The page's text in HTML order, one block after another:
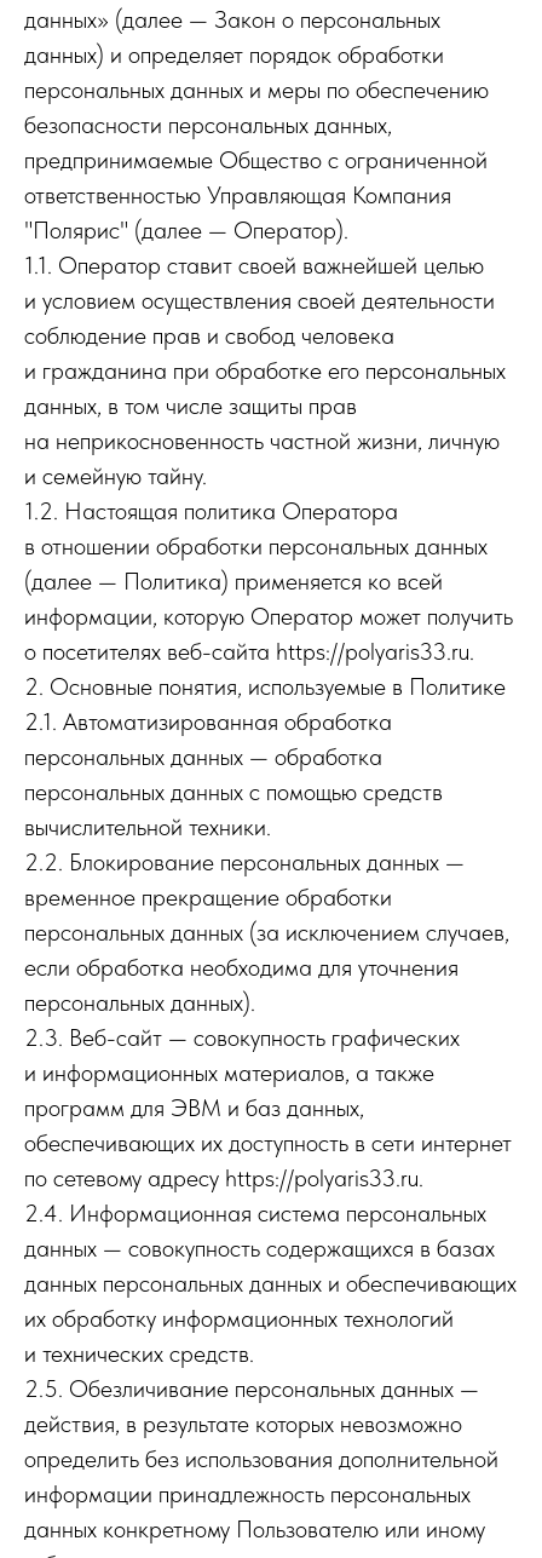
данных» (далее — Закон о персональных
данных) и определяет порядок обработки
персональных данных и меры по обеспечению
безопасности персональных данных,
предпринимаемые Общество с ограниченной
ответственностью Управляющая Компания
"Полярис" (далее — Оператор).
1.1. Оператор ставит своей важнейшей целью
и условием осуществления своей деятельности
соблюдение прав и свобод человека
и гражданина при обработке его персональных
данных, в том числе защиты прав
на неприкосновенность частной жизни, личную
и семейную тайну.
1.2. Настоящая политика Оператора
в отношении обработки персональных данных
(далее — Политика) применяется ко всей
информации, которую Оператор может получить
о посетителях веб-сайта https://polyaris33.ru.
2. Основные понятия, используемые в Политике
2.1. Автоматизированная обработка
персональных данных — обработка
персональных данных с помощью средств
вычислительной техники.
2.2. Блокирование персональных данных —
временное прекращение обработки
персональных данных (за исключением случаев,
если обработка необходима для уточнения
персональных данных).
2.3. Веб-сайт — совокупность графических
и информационных материалов, а также
программ для ЭВМ и баз данных,
обеспечивающих их доступность в сети интернет
по сетевому адресу https://polyaris33.ru.
2.4. Информационная система персональных
данных — совокупность содержащихся в базах
данных персональных данных и обеспечивающих
их обработку информационных технологий
и технических средств.
2.5. Обезличивание персональных данных —
действия, в результате которых невозможно
определить без использования дополнительной
информации принадлежность персональных
данных конкретному Пользователю или иному